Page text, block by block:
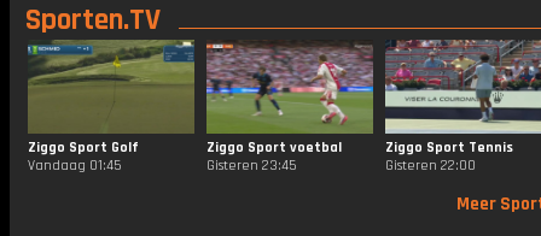
Sporten.TV
Ziggo Sport Golf
Vandaag 01:45
Ziggo Sport voetbal
Gisteren 23:45
Ziggo Sport Tennis
Gisteren 22:00
Meer